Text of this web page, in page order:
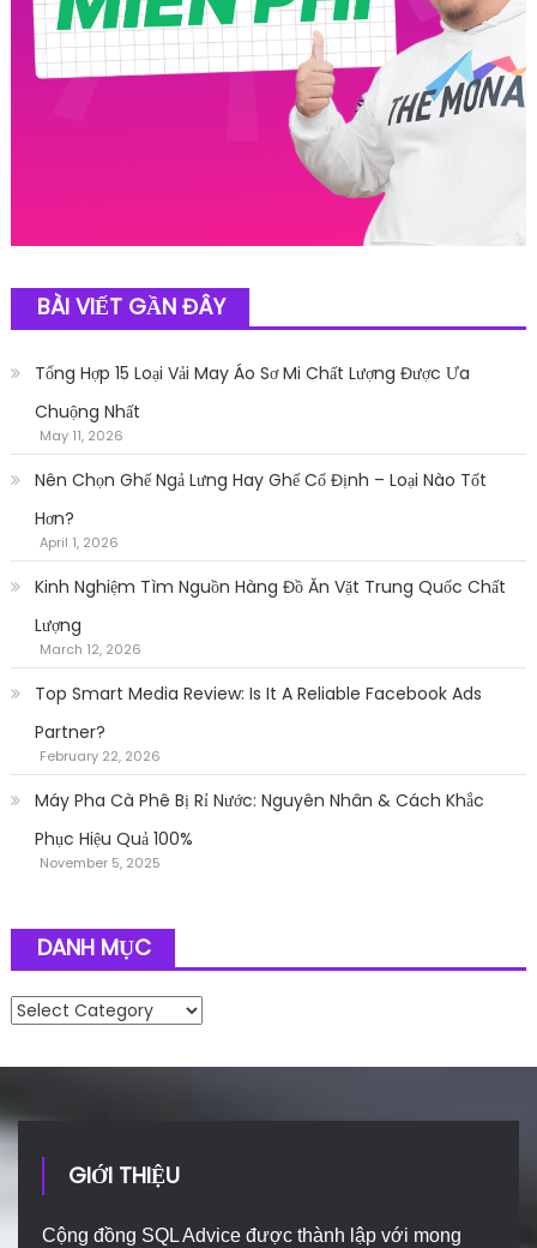
BÀI VIẾT GẦN ĐÂY
Tổng Hợp 15 Loại Vải May Áo Sơ Mi Chất Lượng Được Ưa
Chuộng Nhất
May 11, 2026
Nên Chọn Ghế Ngả Lưng Hay Ghế Cố Định – Loại Nào Tốt
Hơn?
April 1, 2026
Kinh Nghiệm Tìm Nguồn Hàng Đồ Ăn Vặt Trung Quốc Chất
Lượng
March 12, 2026
Top Smart Media Review: Is It A Reliable Facebook Ads
Partner?
February 22, 2026
Máy Pha Cà Phê Bị Rỉ Nước: Nguyên Nhân & Cách Khắc
Phục Hiệu Quả 100%
November 5, 2025
DANH MỤC
Danh mục
GIỚI THIỆU
Cộng đồng SQL Advice được thành lập với mong